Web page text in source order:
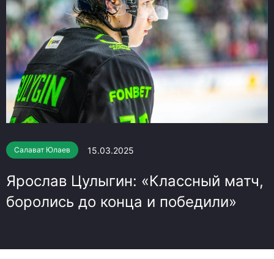
Салават Юлаев 15.03.2025
Ярослав Цулыгин: «Классный матч,
боролись до конца и победили»